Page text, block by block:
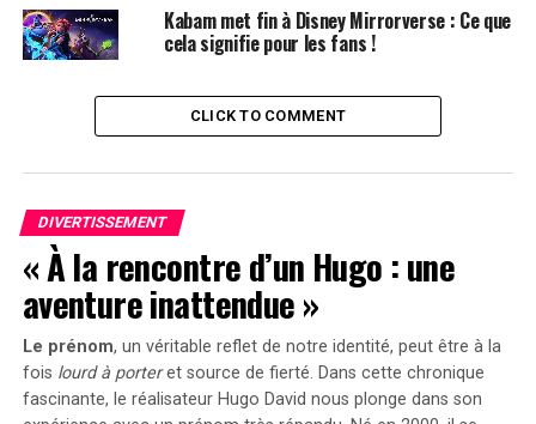
Modes de Jeu Variés
Under Defeatpermet aux joueurs de contrôler
bataille semi-isométrique tout en affrontant un déluge
incessant de véhicules ennemis, tant aériens que
terrestres. Célèbre pour ses graphismes 3D
impressionnants et son gameplay intense,Under Defeat
arrive maintenant sur les consoles modernes avec trois
modes de jeu distincts, adaptés aux préférences des
joueurs et supervisés par G.rev.
Le Mode Arcade reproduit fidèlement l’expérience
Kabam met fin à Disney Mirrorverse : Ce que
cela signifie pour les fans !
CLICK TO COMMENT
DIVERTISSEMENT
« À la rencontre d’un Hugo : une
aventure inattendue »
Le prénom, un véritable reflet de notre identité, peut être à la
fois lourd à porteret source de fierté. Dans cette chronique
fascinante, le réalisateur Hugo David nous plonge dans son